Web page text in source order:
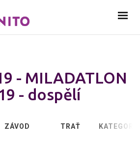
- MILADATLON
- dospělí
ZÁVOD TRAŤ KATEGORIE